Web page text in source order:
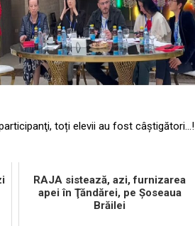
toți elevii au fost câștigători…!
RAJA sistează, azi, furnizarea
apei în Ţăndărei, pe Şoseaua
Brăilei